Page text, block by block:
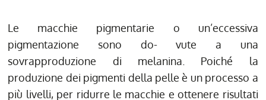
Le macchie pigmentarie o un’eccessiva
pigmentazione sono do- vute a una
sovrapproduzione di melanina. Poiché la
produzione dei pigmenti della pelle è un processo a
più livelli, per ridurre le macchie e ottenere risultati